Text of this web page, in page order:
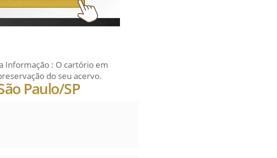
Informação : O cartório em
do seu acervo.
Paulo/SP